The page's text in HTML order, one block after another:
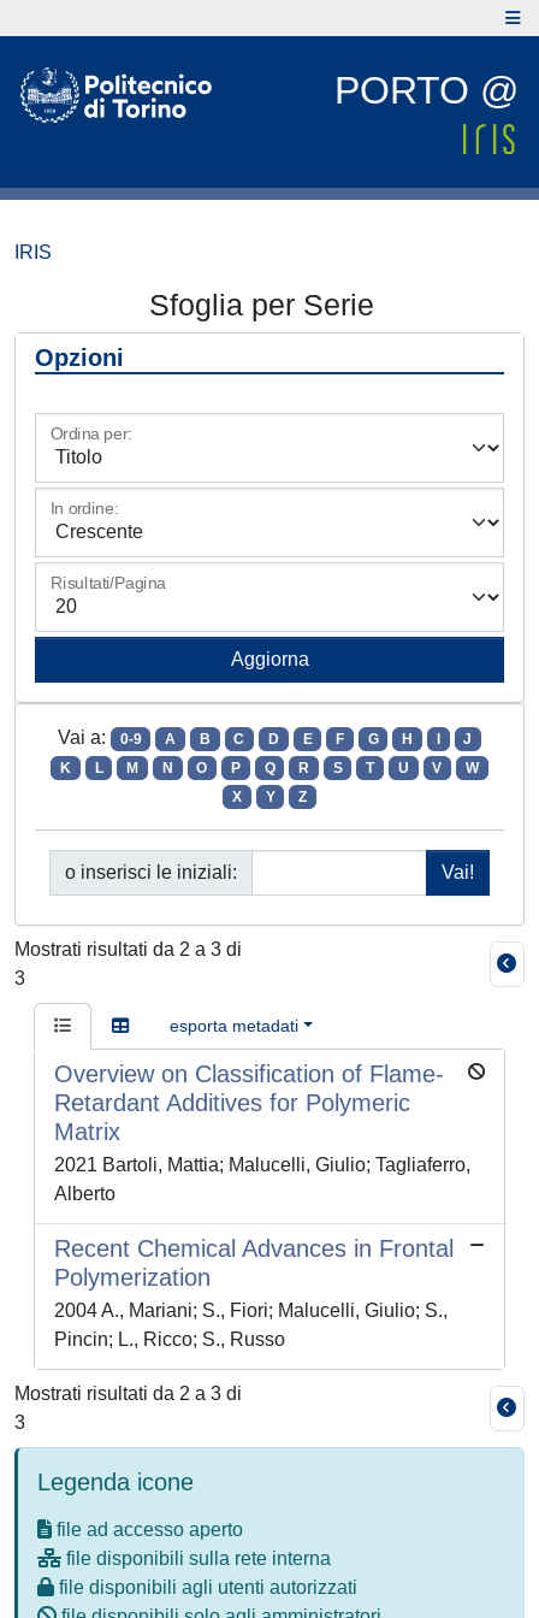
PORTO @
IRIS
Sfoglia per Serie
Opzioni
Ordina per:
In ordine:
Risultati/Pagina
Vai a: 0-9 A B C D E F G H
J
K
L M N O P Q R S T U V
W
X
Y Z
o inserisci le iniziali:
Mostrati risultati da 2 a 3 di
3
esporta metadati
Overview on Classification of Flame-
Retardant Additives for Polymeric
Matrix
2021 Bartoli, Mattia; Malucelli, Giulio; Tagliaferro,
Alberto
Recent Chemical Advances in Frontal
Polymerization
2004 A., Mariani; S., Fiori; Malucelli, Giulio; S.,
Pincin; L., Ricco; S., Russo
Mostrati risultati da 2 a 3 di
3
Legenda icone
file ad accesso aperto
file disponibili sulla rete interna
file disponibili agli utenti autorizzati